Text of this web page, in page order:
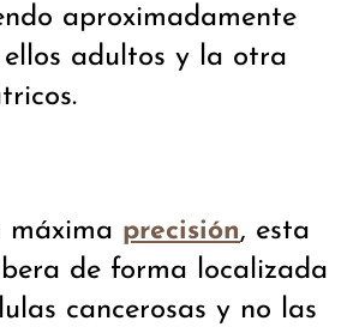
aproximadamente
adultos y la otra
máxima precisión, esta
de forma localizada
cancerosas y no las